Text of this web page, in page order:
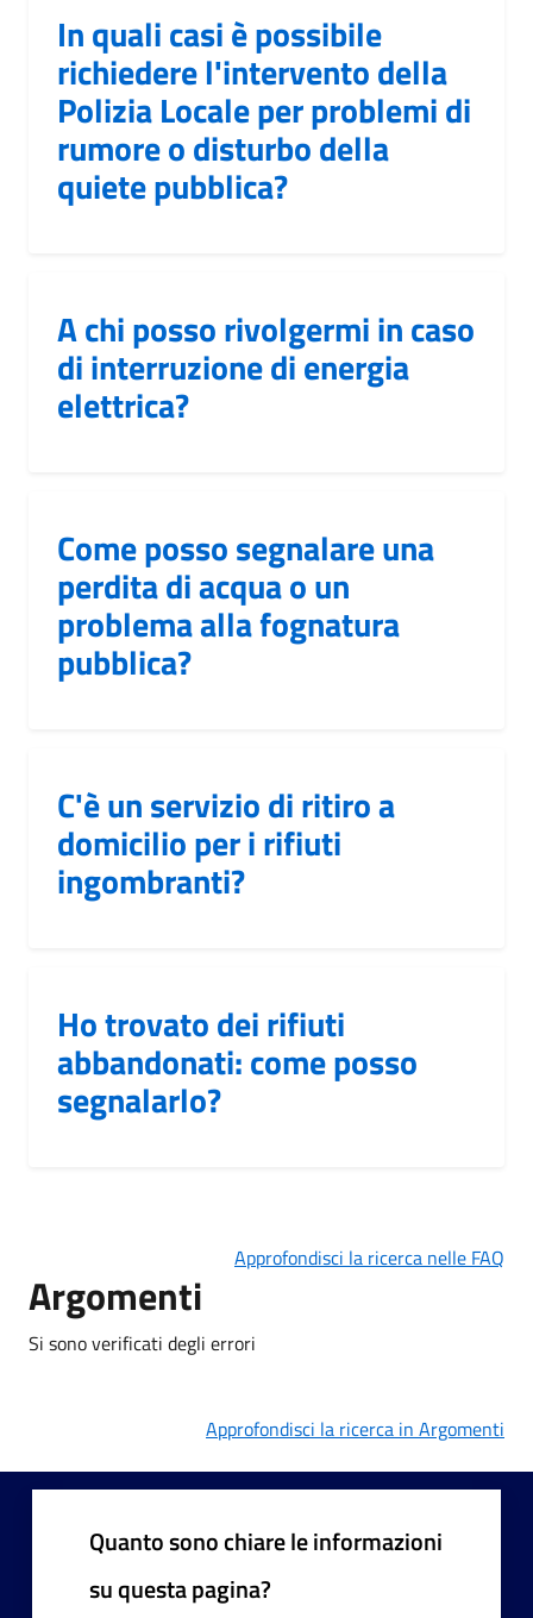
In quali casi è possibile
richiedere l'intervento della
Polizia Locale per problemi di
rumore o disturbo della
quiete pubblica?
A chi posso rivolgermi in caso
di interruzione di energia
elettrica?
Come posso segnalare una
perdita di acqua o un
problema alla fognatura
pubblica?
C'è un servizio di ritiro a
domicilio per i rifiuti
ingombranti?
Ho trovato dei rifiuti
abbandonati: come posso
segnalarlo?
Approfondisci la ricerca nelle FAQ
Argomenti
Si sono verificati degli errori
Approfondisci la ricerca in Argomenti
Quanto sono chiare le informazioni
su questa pagina?